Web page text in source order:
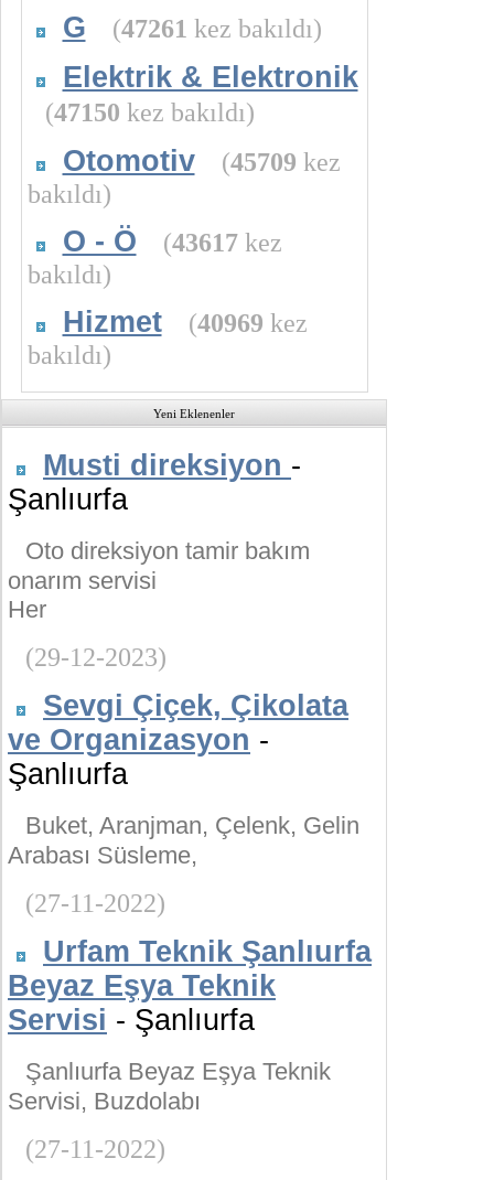
G (47261 kez bakıldı)
Elektrik & Elektronik
(47150 kez bakıldı)
Otomotiv (45709 kez
bakıldı)
O - Ö (43617kez
bakıldı)
Hizmet (40969 kez
bakıldı)
Yeni Eklenenler
Musti direksiyon -
Şanlıurfa
Oto direksiyon tamir bakım
onarım servisi
Her
(29-12-2023)
Sevgi Çiçek, Çikolata
ve Organizasyon -
Şanlıurfa
Buket, Aranjman, Çelenk, Gelin
Arabası Süsleme,
(27-11-2022)
Urfam Teknik Şanlıurfa
Beyaz Eşya Teknik
Servisi - Şanlıurfa
Şanlıurfa Beyaz Eşya Teknik
Servisi, Buzdolabı
(27-11-2022)